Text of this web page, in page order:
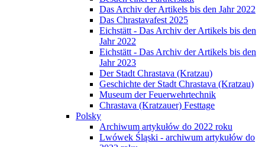
Das Archiv der Artikels bis den Jahr 2022
Das Chrastavafest 2025
Eichstätt - Das Archiv der Artikels bis den
Jahr 2022
Eichstätt - Das Archiv der Artikels bis den
Jahr 2023
Der Stadt Chrastava (Kratzau)
Geschichte der Stadt Chrastava (Kratzau)
Museum der Feuerwehrtechnik
Chrastava (Kratzauer) Festtage
Polsky
Archiwum artykułów do 2022 roku
Lwówek Śląski - archiwum artykułów do